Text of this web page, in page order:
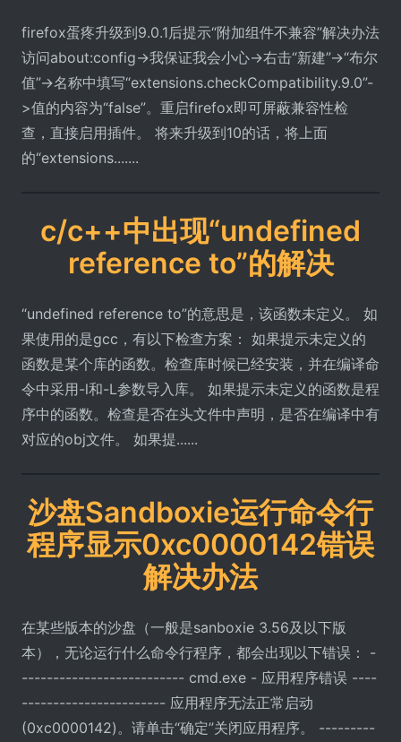
firefox蛋疼升级到9.0.1后提示“附加组件不兼容”解决办法
访问about:config->我保证我会小心->右击“新建”->“布尔
值”->名称中填写“extensions.checkCompatibility.9.0”-
>值的内容为“false”。重启firefox即可屏蔽兼容性检
查，直接启用插件。 将来升级到10的话，将上面
的“extensions.......
c/c++中出现“undefined
reference to”的解决
“undefined reference to”的意思是，该函数未定义。 如
果使用的是gcc，有以下检查方案： 如果提示未定义的
函数是某个库的函数。检查库时候已经安装，并在编译命
令中采用-l和-L参数导入库。 如果提示未定义的函数是程
序中的函数。检查是否在头文件中声明，是否在编译中有
对应的obj文件。 如果提......
沙盘Sandboxie运行命令行
程序显示0xc0000142错误
解决办法
在某些版本的沙盘（一般是sanboxie 3.56及以下版
本），无论运行什么命令行程序，都会出现以下错误： -
-------------------------- cmd.exe - 应用程序错误 ----
----------------------- 应用程序无法正常启动
(0xc0000142)。请单击“确定”关闭应用程序。 ---------